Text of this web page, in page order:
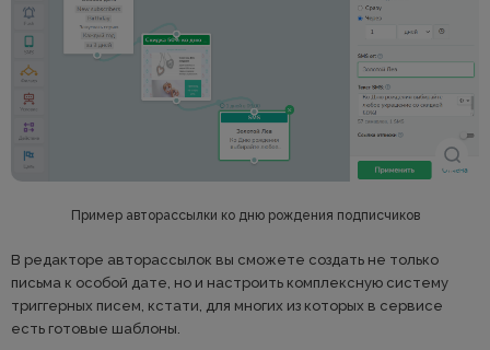
Пример авторассылки ко дню рождения подписчиков
В редакторе авторассылок вы сможете создать не только
письма к особой дате, но и настроить комплексную систему
триггерных писем, кстати, для многих из которых в сервисе
есть готовые шаблоны.